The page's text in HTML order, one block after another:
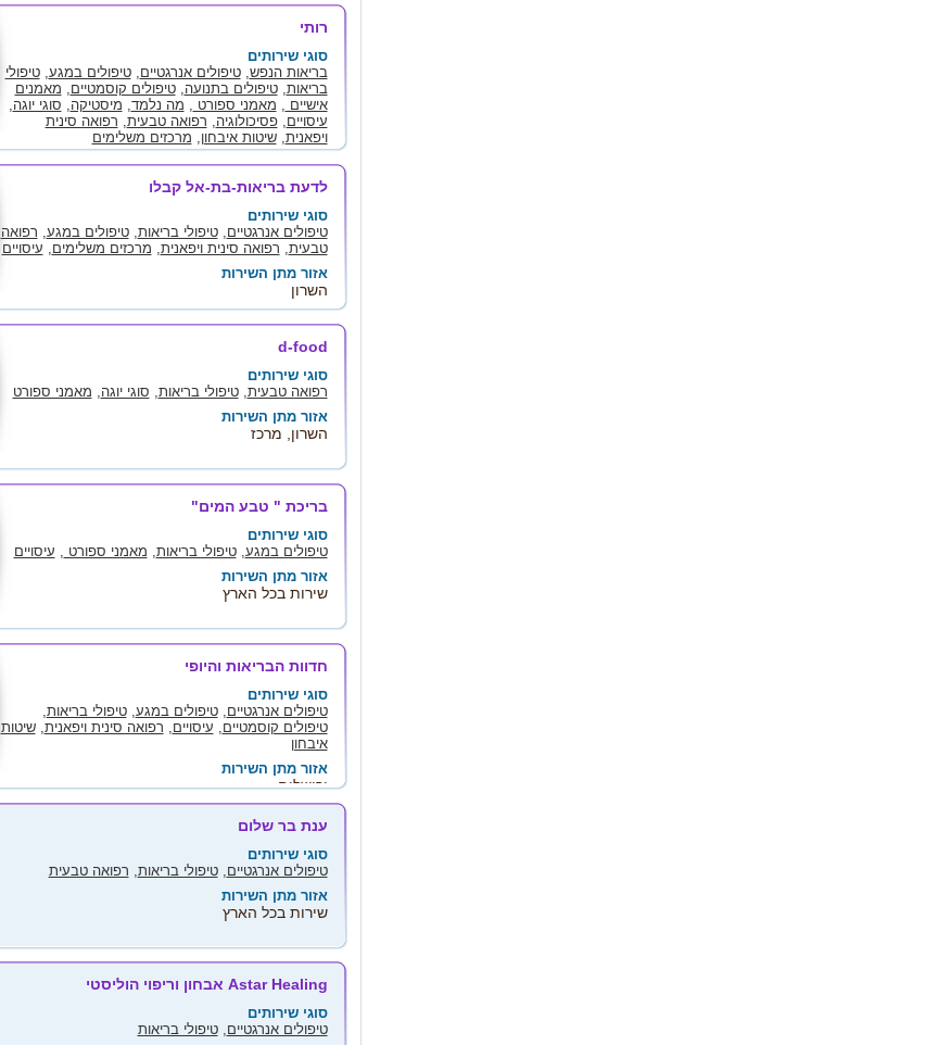
רותי
סוגי שירותים
בריאות הנפש,טיפולים אנרגטיים,טיפולים במגע,טיפולי
בריאות,טיפולים בתנועה,טיפולים קוסמטיים, מאמנים
אישיים , מאמני ספורט , מה נלמד, מיסטיקה, סוגי יוגה,
עיסויים,פסיכולוגיה, רפואה טבעית, רפואה סינית
ויפאנית,שיטות איבחון, מרכזים משלימים
אזור מתן השירות
שירות בכל הארץ, דרום, השפלה, השרון, מרכז,
ירושלים, חיפה, צפון
לדעת בריאות-בת-אל קבלו
סוגי שירותים
טיפולים אנרגטיים,טיפולי בריאות,טיפולים במגע, רפואה
טבעית, רפואה סינית ויפאנית, מרכזים משלימים, עיסויים
אזור מתן השירות
השרון
d-food
סוגי שירותים
רפואה טבעית,טיפולי בריאות, סוגי יוגה, מאמני ספורט
אזור מתן השירות
השרון, מרכז
בריכת " טבע המים"
סוגי שירותים
טיפולים במגע,טיפולי בריאות, מאמני ספורט , עיסויים
אזור מתן השירות
שירות בכל הארץ
חדוות הבריאות והיופי
סוגי שירותים
טיפולים אנרגטיים,טיפולים במגע,טיפולי בריאות,
טיפולים קוסמטיים, עיסויים, רפואה סינית ויפאנית,שיטות
איבחון
אזור מתן השירות
ירושלים
ענת בר שלום
סוגי שירותים
טיפולים אנרגטיים,טיפולי בריאות, רפואה טבעית
אזור מתן השירות
שירות בכל הארץ
Astar Healing אבחון וריפוי הוליסטי
סוגי שירותים
טיפולים אנרגטיים,טיפולי בריאות